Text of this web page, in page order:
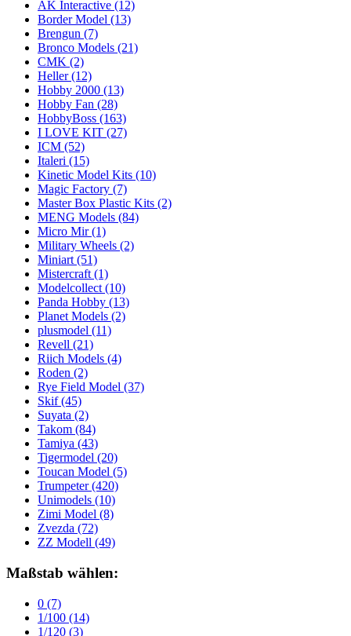
AK Interactive (12)
Border Model (13)
Brengun (7)
Bronco Models (21)
CMK (2)
Heller(12)
Hobby 2000 (13)
Hobby Fan (28)
HobbyBoss (163)
I LOVE KIT (27)
ICM (52)
Italeri (15)
Kinetic Model Kits (10)
Magic Factory (7)
Master Box Plastic Kits (2)
MENG Models (84)
Micro Mir(1)
Military Wheels (2)
Miniart (51)
Mistercraft (1)
Modelcollect (10)
Panda Hobby (13)
Planet Models (2)
plusmodel (11)
Revell (21)
Riich Models (4)
Roden (2)
Rye Field Model (37)
Skif(45)
Suyata (2)
Takom (84)
Tamiya (43)
Tigermodel (20)
Toucan Model (5)
Trumpeter(420)
Unimodels (10)
Zimi Model (8)
Zvezda (72)
ZZ Modell (49)
Maßstab wählen:
0 (7)
1/100 (14)
1/120 (3)